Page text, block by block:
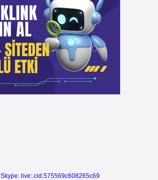
Skype: live:.cid.575569c608265c69